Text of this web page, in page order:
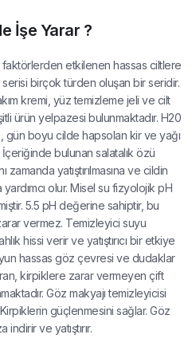
İşe Yarar ?
etkilenen hassas ciltlere
birçok türden oluşan bir seridir.
kremi, yüz temizleme jeli ve cilt
ürün yelpazesi bulunmaktadır. H20
gün boyu cilde hapsolan kir ve yağı
bulunan salatalık özü
yatıştırılmasına ve cildin
olur. Misel su fizyolojik pH
5.5 pH değerine sahiptir, bu
vermez. Temizleyici suyu
hissi verir ve yatıştırıcı bir etkiye
hassas göz çevresi ve dudaklar
kirpiklere zarar vermeyen çift
Göz makyajı temizleyicisi
güçlenmesini sağlar. Göz
ve yatıştırır.